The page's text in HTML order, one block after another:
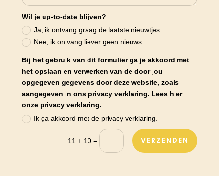
Wil je up-to-date blijven?
Ja, ik ontvang graag de laatste nieuwtjes
Nee, ik ontvang liever geen nieuws
Bij het gebruik van dit formulier ga je akkoord met
het opslaan en verwerken van de door jou
opgegeven gegevens door deze website, zoals
aangegeven in ons privacy verklaring. Lees hier
onze privacy verklaring.
Ik ga akkoord met de privacy verklaring.
11 + 10 = VERZENDEN